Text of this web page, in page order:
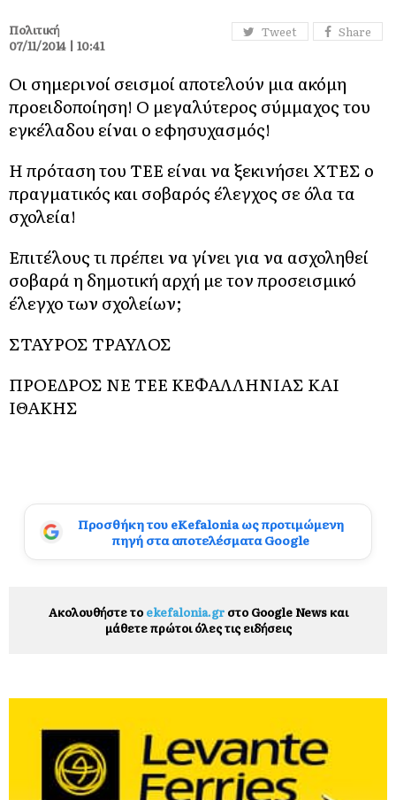
Tweet Share
Πολιτική
07/11/2014 | 10:41
Οι σημερινοί σεισμοί αποτελούν μια ακόμη
προειδοποίηση! Ο μεγαλύτερος σύμμαχος του
εγκέλαδου είναι ο εφησυχασμός!
Η πρόταση του ΤΕΕ είναι να ξεκινήσει ΧΤΕΣ ο
πραγματικός και σοβαρός έλεγχος σε όλα τα
σχολεία!
Επιτέλους τι πρέπει να γίνει για να ασχοληθεί
σοβαρά η δημοτική αρχή με τον προσεισμικό
έλεγχο των σχολείων;
ΣΤΑΥΡΟΣ ΤΡΑΥΛΟΣ
ΠΡΟΕΔΡΟΣ ΝΕ ΤΕΕ ΚΕΦΑΛΛΗΝΙΑΣ ΚΑΙ
ΙΘΑΚΗΣ
Προσθήκη του eKefalonia ως προτιμώμενη
πηγή στα αποτελέσματα Google
Ακολουθήστε το ekefalonia.grστο Google News και
μάθετε πρώτοι όλες τις ειδήσεις